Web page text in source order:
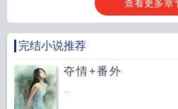
查看更多章
完结小说推荐
夺情+番外
...